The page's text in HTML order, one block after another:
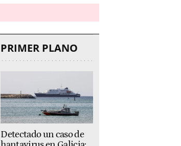
PRIMER PLANO
Detectado un caso de